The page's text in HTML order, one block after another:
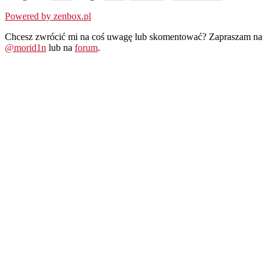
Powered by zenbox.pl
Chcesz zwrócić mi na coś uwagę lub skomentować? Zapraszam na
@morid1n lub na forum.